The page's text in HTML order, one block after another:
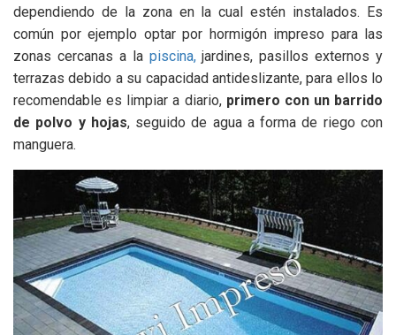
dependiendo de la zona en la cual estén instalados. Es
común por ejemplo optar por hormigón impreso para las
zonas cercanas a la piscina,jardines, pasillos externos y
terrazas debido a su capacidad antideslizante, para ellos lo
recomendable es limpiar a diario,primero con un barrido
de polvo y hojas, seguido de agua a forma de riego con
manguera.